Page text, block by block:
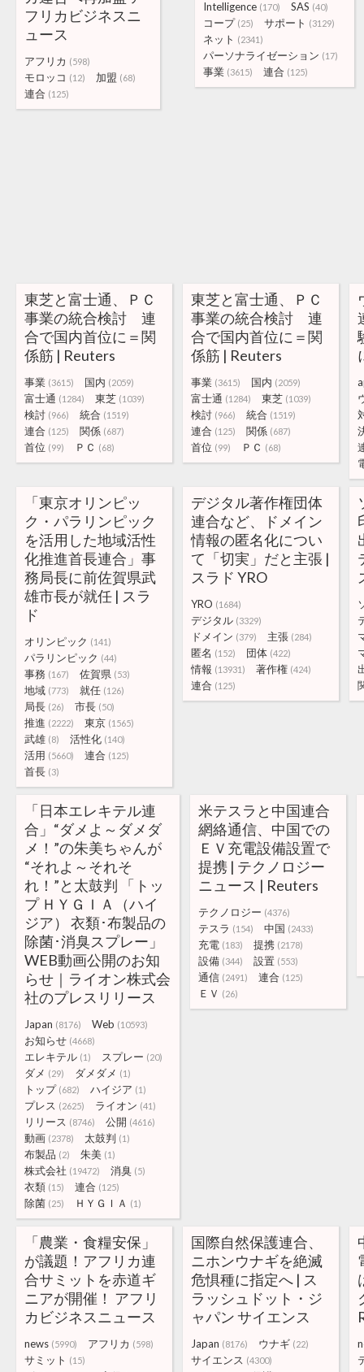
Intelligence (170) SAS (40)
コープ (25) サポート (3129)
ネット (2341)
パーソナライゼーション (17)
事業 (3615) 連合 (125)
フリカビジネスニ
ュース
アフリカ (598)
モロッコ (12) 加盟 (68)
連合 (125)
東芝と富士通、ＰＣ
事業の統合検討 連
合で国内首位に＝関
係筋 | Reuters
事業 (3615) 国内 (2059)
富士通 (1284) 東芝 (1039)
検討 (966) 統合 (1519)
連合 (125) 関係 (687)
首位 (99) ＰＣ (68)
東芝と富士通、ＰＣ
事業の統合検討 連
合で国内首位に＝関
係筋 | Reuters
事業 (3615) 国内 (2059)
富士通 (1284) 東芝 (1039)
検討 (966) 統合 (1519)
連合 (125) 関係 (687)
首位 (99) ＰＣ (68)
「東京オリンピッ
ク・パラリンピック
を活用した地域活性
化推進首長連合」事
務局長に前佐賀県武
雄市長が就任 | スラ
ド
オリンピック (141)
パラリンピック (44)
事務 (167) 佐賀県 (53)
地域 (773) 就任 (126)
局長 (26) 市長 (50)
推進 (2222) 東京 (1565)
武雄 (8) 活性化 (140)
活用 (5660) 連合 (125)
首長 (3)
デジタル著作権団体
連合など、ドメイン
情報の匿名化につい
て「切実」だと主張 |
スラド YRO
YRO (1684)
デジタル (3329)
ドメイン (379) 主張 (284)
匿名 (152) 団体 (422)
情報 (13931) 著作権 (424)
連合 (125)
「日本エレキテル連
合」“ダメよ～ダメダ
メ！”の朱美ちゃんが
“それよ～それそ
れ！”と太鼓判 「トッ
プ ＨＹＧＩＡ（ハイ
ジア） 衣類･布製品の
除菌･消臭スプレー」
WEB動画公開のお知
らせ｜ライオン株式会
社のプレスリリース
Japan (8176) Web (10593)
お知らせ (4668)
エレキテル (1) スプレー (20)
ダメ (29) ダメダメ (1)
トップ (682) ハイジア (1)
プレス (2625) ライオン (41)
リリース (8746) 公開 (4616)
動画 (2378) 太鼓判 (1)
布製品 (2) 朱美 (1)
株式会社 (19472) 消臭 (5)
衣類 (15) 連合 (125)
除菌 (25) ＨＹＧＩＡ (1)
米テスラと中国連合
網絡通信、中国での
ＥＶ充電設備設置で
提携 | テクノロジー
ニュース | Reuters
テクノロジー (4376)
テスラ (154) 中国 (2433)
充電 (183) 提携 (2178)
設備 (344) 設置 (553)
通信 (2491) 連合 (125)
ＥＶ (26)
「農業・食糧安保」
が議題！アフリカ連
合サミットを赤道ギ
ニアが開催！ アフリ
カビジネスニュース
news (5990) アフリカ (598)
サミット (15)
国際自然保護連合、
ニホンウナギを絶滅
危惧種に指定へ | ス
ラッシュドット・ジ
ャパン サイエンス
Japan (8176) ウナギ (22)
サイエンス (4300)